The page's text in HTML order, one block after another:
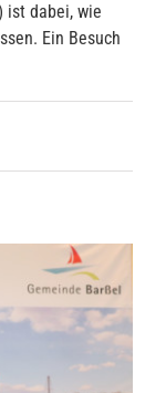
ist dabei, wie
Ein Besuch